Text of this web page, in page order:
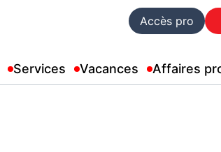
Accès pro
Services Vacances Affaires